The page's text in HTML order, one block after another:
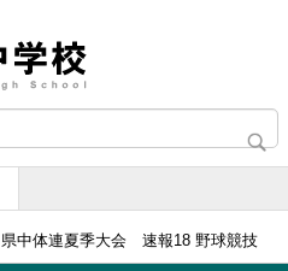
県中体連夏季大会 速報18 野球競技